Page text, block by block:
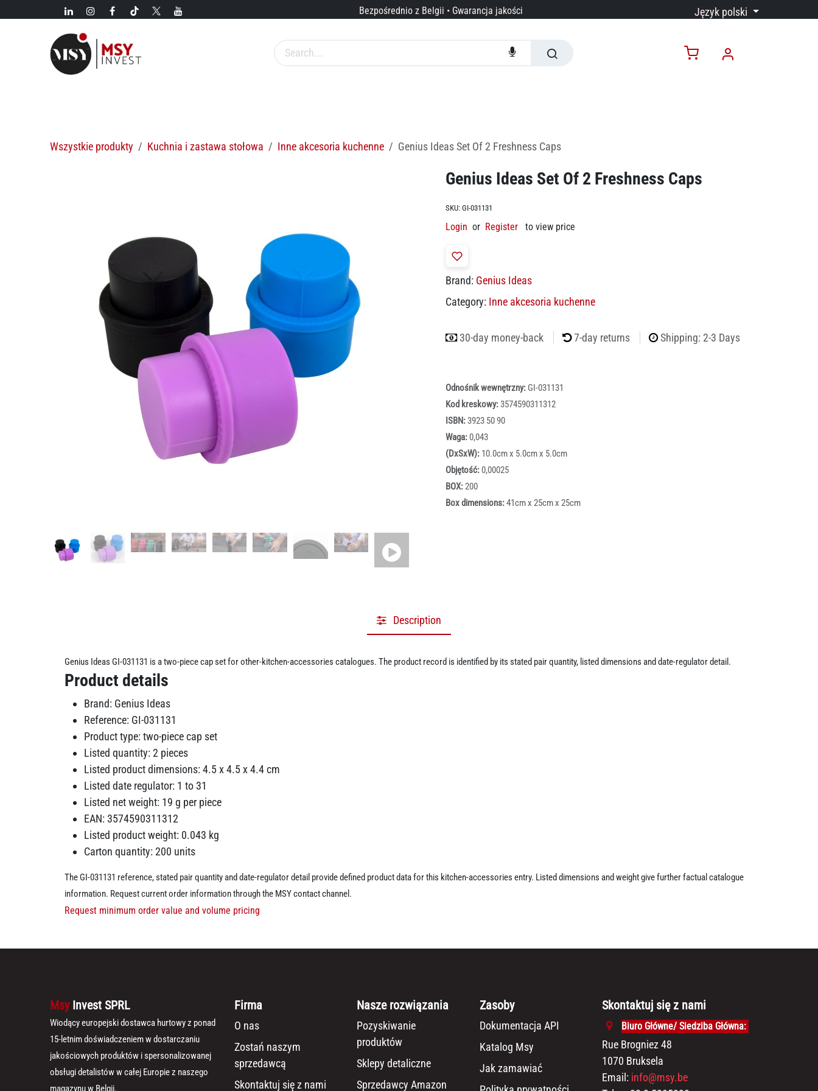
Przejdź do zawartości Bezpośrednio z Belgii • Gwarancja jakości Język polski
Wszystkie produkty Kuchnia i zastawa stołowa Inne akcesoria kuchenne Genius Ideas Set Of 2 Freshness Caps
Genius Ideas Set Of 2 Freshness Caps
SKU: GI-031131
Login or Register to view price
Brand: Genius Ideas
Category: Inne akcesoria kuchenne
30-day money-back 7-day returns Shipping: 2-3 Days
Odnośnik wewnętrzny: GI-031131
Kod kreskowy:3574590311312
ISBN:3923 50 90
Waga:0,043
(DxSxW): 10.0cm x 5.0cm x 5.0cm
Objętość:0,00025
BOX:200
Box dimensions:41cm x 25cm x 25cm
Description
Genius Ideas GI-031131 is a two-piece cap set for other-kitchen-accessories catalogues. The product record is identified by its stated pair quantity, listed dimensions and date-regulator detail.
Product details
Brand: Genius Ideas
Reference: GI-031131
Product type: two-piece cap set
Listed quantity: 2 pieces
Listed product dimensions: 4.5 x 4.5 x 4.4 cm
Listed date regulator: 1 to 31
Listed net weight: 19 g per piece
EAN: 3574590311312
Listed product weight: 0.043 kg
Carton quantity: 200 units
The GI-031131 reference, stated pair quantity and date-regulator detail provide defined product data for this kitchen-accessories entry. Listed dimensions and weight give further factual catalogue
information. Request current order information through the MSY contact channel.
Request minimum order value and volume pricing
Msy Invest SPRL
Wiodący europejski dostawca hurtowy z ponad
15-letnim doświadczeniem w dostarczaniu
jakościowych produktów i spersonalizowanej
obsługi detalistów w całej Europie z naszego
magazynu w Belgii.
Firma
O nas
Zostań naszym
sprzedawcą
Skontaktuj się z nami
Nasze rozwiązania
Pozyskiwanie
produktów
Sklepy detaliczne
Sprzedawcy Amazon
Zasoby
Dokumentacja API
Katalog Msy
Jak zamawiać
Skontaktuj się z nami
Biuro Główne/ Siedziba Główna:
Rue Brogniez 48
1070 Bruksela
Email: info@msy.be